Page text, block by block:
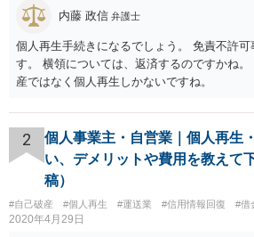
内藤 政信 弁護士
個人再生手続きになるでしょう。 免責不許可
す。 横領については、返済するのですかね
産ではなく個人再生しかないですね。
2
個人事業主・自営業｜個人再生
い、デメリットや費用を教えて
稿）
#自己破産 #個人再生 #運送業 #信用情報回復 #借
2020年4月29日